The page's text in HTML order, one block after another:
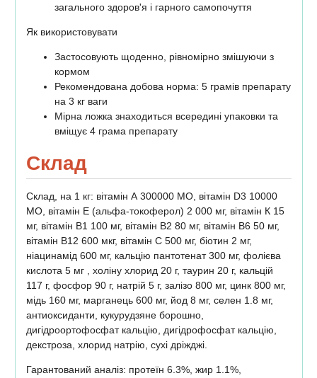
загального здоров'я і гарного самопочуття
Як використовувати
Застосовують щоденно, рівномірно змішуючи з
кормом
Рекомендована добова норма: 5 грамів препарату
на 3 кг ваги
Мірна ложка знаходиться всередині упаковки та
вміщує 4 грама препарату
Склад
Склад, на 1 кг: вітамін А 300000 МО, вітамін D3 10000
МО, вітамін Е (альфа-токоферол) 2 000 мг, вітамін К 15
мг, вітамін В1 100 мг, вітамін В2 80 мг, вітамін В6 50 мг,
вітамін В12 600 мкг, вітамін С 500 мг, біотин 2 мг,
ніацинамід 600 мг, кальцію пантотенат 300 мг, фолієва
кислота 5 мг , холіну хлорид 20 г, таурин 20 г, кальцій
117 г, фосфор 90 г, натрій 5 г, залізо 800 мг, цинк 800 мг,
мідь 160 мг, марганець 600 мг, йод 8 мг, селен 1.8 мг,
антиоксиданти, кукурудзяне борошно,
дигідроортофосфат кальцію, дигідрофосфат кальцію,
декстроза, хлорид натрію, сухі дріжджі.
Гарантований аналіз: протеїн 6.3%, жир 1.1%,